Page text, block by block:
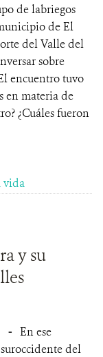
de labriegos
de El
del Valle del
sobre
encuentro tuvo
en materia de
¿Cuáles fueron
vida
y su
- En ese
del